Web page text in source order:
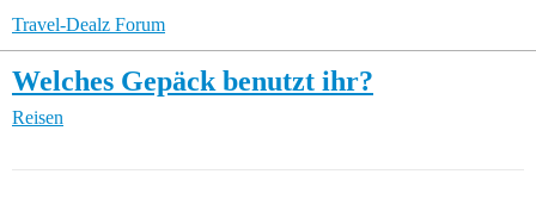
Travel-Dealz Forum
Welches Gepäck benutzt ihr?
Reisen